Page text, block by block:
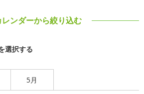
レンダーから絞り込む
選択する
5月